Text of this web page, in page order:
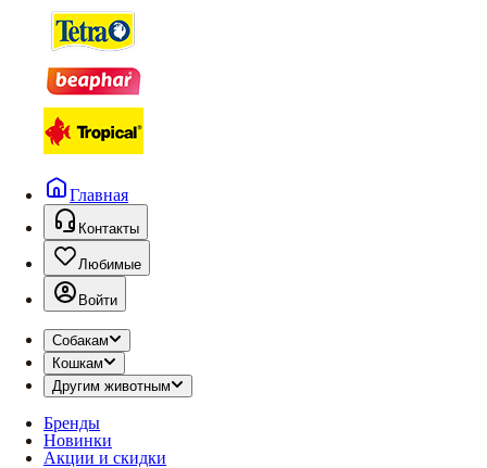
Главная
Контакты
Любимые
Войти
Собакам
Кошкам
Другим животным
Бренды
Новинки
Акции и скидки